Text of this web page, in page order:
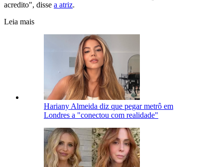
acredito", disse a atriz.
Leia mais
Hariany Almeida diz que pegar metrô em
Londres a "conectou com realidade"